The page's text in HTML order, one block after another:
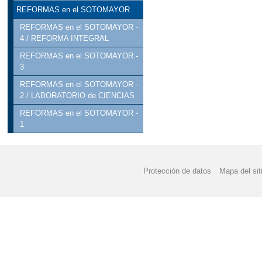
REFORMAS en el SOTOMAYOR
REFORMAS en el SOTOMAYOR -
4 / REFORMA INTEGRAL
REFORMAS en el SOTOMAYOR -
3
REFORMAS en el SOTOMAYOR -
2 / LABORATORIO de CIENCIAS
REFORMAS en el SOTOMAYOR -
1
Protección de datos Mapa del